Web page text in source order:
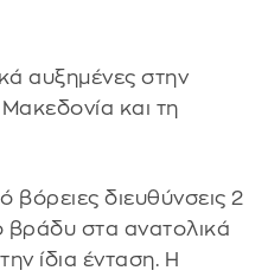
αυξημένες στην
και τη
βόρειες διευθύνσεις 2
στα ανατολικά
ίδια ένταση. Η